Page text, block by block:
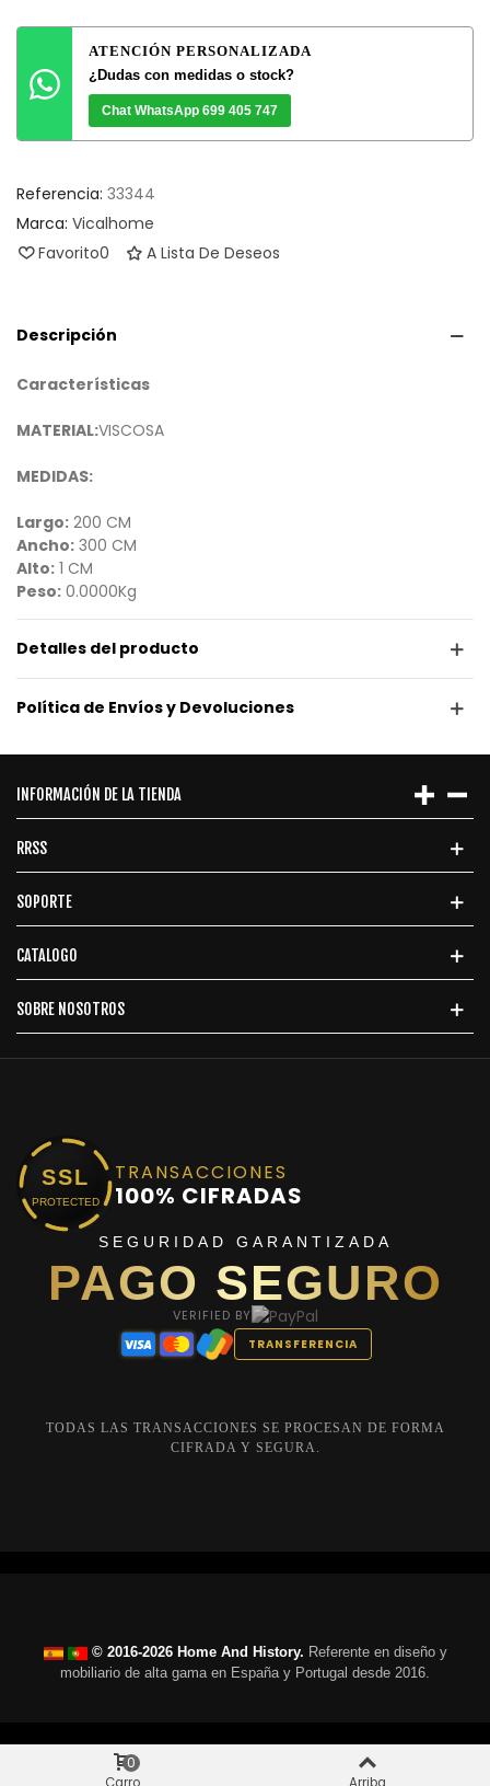
ATENCIÓN PERSONALIZADA
¿Dudas con medidas o stock?
Chat WhatsApp 699 405 747
Referencia: 33344
Marca: Vicalhome
Favorito0 A Lista De Deseos
Descripción
Características
MATERIAL:VISCOSA
MEDIDAS:
Largo: 200 CM
Ancho: 300 CM
Alto: 1 CM
Peso: 0.0000Kg
Detalles del producto
Política de Envíos y Devoluciones
INFORMACIÓN DE LA TIENDA
RRSS
SOPORTE
CATALOGO
SOBRE NOSOTROS
SSL
PROTECTED
TRANSACCIONES
100% CIFRADAS
SEGURIDAD GARANTIZADA
PAGO SEGURO
VERIFIED BY
TRANSFERENCIA
TODAS LAS TRANSACCIONES SE PROCESAN DE FORMA
CIFRADA Y SEGURA.
© 2016-2026 Home And History. Referente en diseño y
mobiliario de alta gama en España y Portugal desde 2016.
0